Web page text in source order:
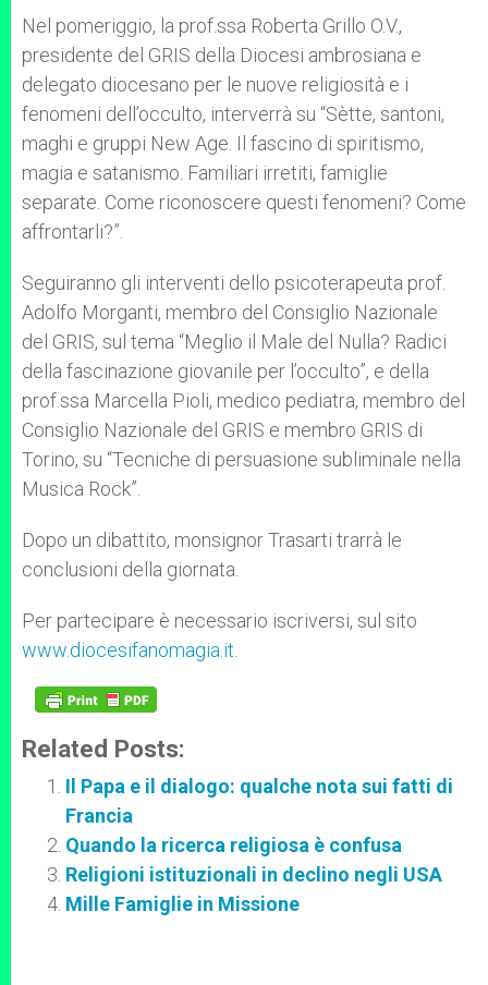
Nel pomeriggio, la prof.ssa Roberta Grillo O.V.,
presidente del GRIS della Diocesi ambrosiana e
delegato diocesano per le nuove religiosità e i
fenomeni dell’occulto, interverrà su “Sètte, santoni,
maghi e gruppi New Age. Il fascino di spiritismo,
magia e satanismo. Familiari irretiti, famiglie
separate. Come riconoscere questi fenomeni? Come
affrontarli?”.
Seguiranno gli interventi dello psicoterapeuta prof.
Adolfo Morganti, membro del Consiglio Nazionale
del GRIS, sul tema “Meglio il Male del Nulla? Radici
della fascinazione giovanile per l’occulto”, e della
prof.ssa Marcella Pioli, medico pediatra, membro del
Consiglio Nazionale del GRIS e membro GRIS di
Torino, su “Tecniche di persuasione subliminale nella
Musica Rock”.
Dopo un dibattito, monsignor Trasarti trarrà le
conclusioni della giornata.
Per partecipare è necessario iscriversi, sul sito
www.diocesifanomagia.it
Related Posts:
Il Papa e il dialogo: qualche nota sui fatti di
Francia
Quando la ricerca religiosa è confusa
Religioni istituzionali in declino negli USA
Mille Famiglie in Missione